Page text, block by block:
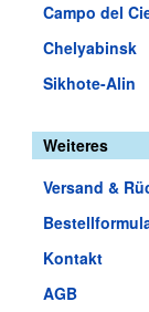
Campo del
Chelyabinsk
Sikhote-Alin
Weiteres
Versand &
Kontakt
AGB